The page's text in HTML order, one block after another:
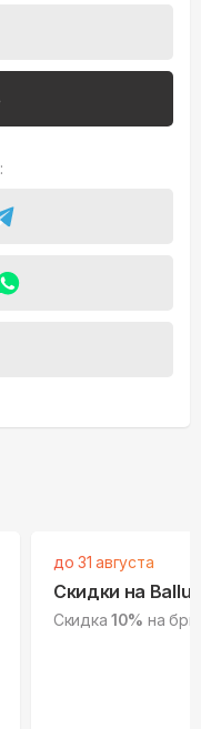
до 31 августа
Скидки на Ballu
Скидка10% на